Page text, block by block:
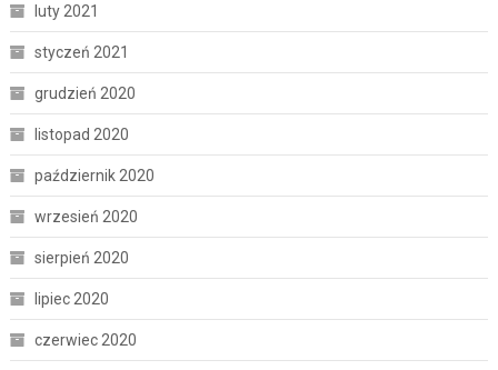
luty 2021
styczeń 2021
grudzień 2020
listopad 2020
październik 2020
wrzesień 2020
sierpień 2020
lipiec 2020
czerwiec 2020